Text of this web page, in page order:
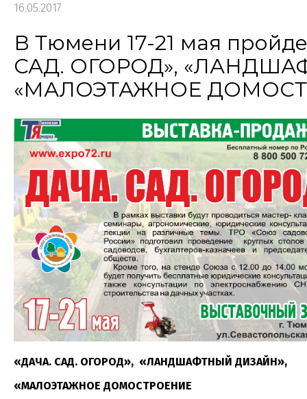
16.05.2017
В Тюмени 17-21 мая
САД. ОГОРОД»,
«МАЛОЭТАЖНОЕ
«ДАЧА. САД. ОГОРОД», «ЛАНДШАФТНЫЙ ДИЗАЙН»,
«МАЛОЭТАЖНОЕ ДОМОСТРОЕНИЕ